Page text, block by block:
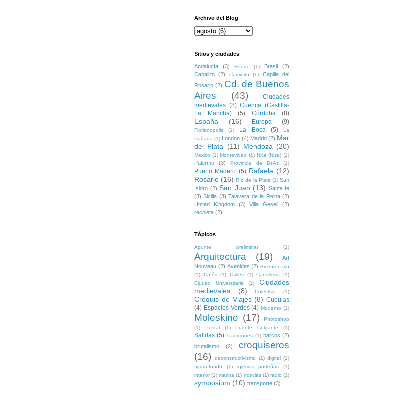
Archivo del Blog
Sitios y ciudades
Andalucía (3) Boedo (1) Brasil
(2)
Caballito
(2) Caminito (1)
Capilla del
Rosario (2) Cd. de Buenos
Aires
(43)
Ciudades
medievales (8) Cuenca (Castilla-
La Mancha)
(5) Córdoba (8)
España (16) Europa (9)
Florianópolis (1) La Boca (5)
La
Cañada (1) London (4) Madrid (2) Mar
del Plata (11) Mendoza (20)
Mexico (1) Montevideo (1) Nice (Niza) (1)
Palermo (3) Provincia de BsAs (1)
Puerto Madero (5) Rafaela (12)
Rosario (16) Río de la Plata (1) San
Isidro (2) San Juan (13) Santa fe
(3) Sicilia (3) Talavera de la Reina (2)
United Kingdom
(3) Villa Gesell
(2)
recoleta (2)
Tópicos
Apunte preliminar (1)
Arquitectura (19)
Art
Nouveau (2) Avenidas (2) Bicentenario
(1)
Cafés (1) Calles (1) Cancilleria
(1)
Ciudad Universitaria
(1)
Ciudades
medievales
(8) Colectivo (1)
Croquis de Viajes (8) Cupulas
(4) Espacios Verdes (4) Moderno (1)
Moleskine (17)
Photoshop
(1)
Postal (1) Puente Colgante (1)
Salidas (5) Tradiciones (1) barcos (2)
brutalismo
(2)
croquiseros
(16)
deconstructivismo (1) digital
(1)
figura-fondo
(1) iglesias porteñas
(1)
interior (1) marina (1) noticias (1) radio (1)
symposium (10) transporte (3)